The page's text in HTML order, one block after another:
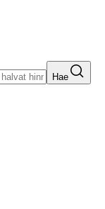
Hae